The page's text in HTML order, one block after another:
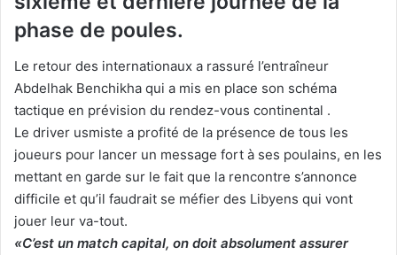
phase de poules.
Le retour des internationaux a rassuré l’entraîneur
Abdelhak Benchikha qui a mis en place son schéma
tactique en prévision du rendez-vous continental .
Le driver usmiste a profité de la présence de tous les
joueurs pour lancer un message fort à ses poulains, en les
mettant en garde sur le fait que la rencontre s’annonce
difficile et qu’il faudrait se méfier des Libyens qui vont
jouer leur va-tout.
«C’est un match capital, on doit absolument assurer